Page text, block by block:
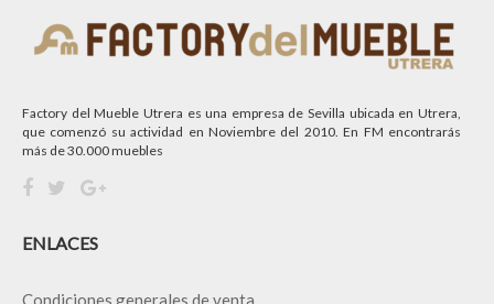
Factory del Mueble Utrera es una empresa de Sevilla ubicada en Utrera,
que comenzó su actividad en Noviembre del 2010. En FM encontrarás
más de 30.000 muebles
ENLACES
Condiciones generales de venta